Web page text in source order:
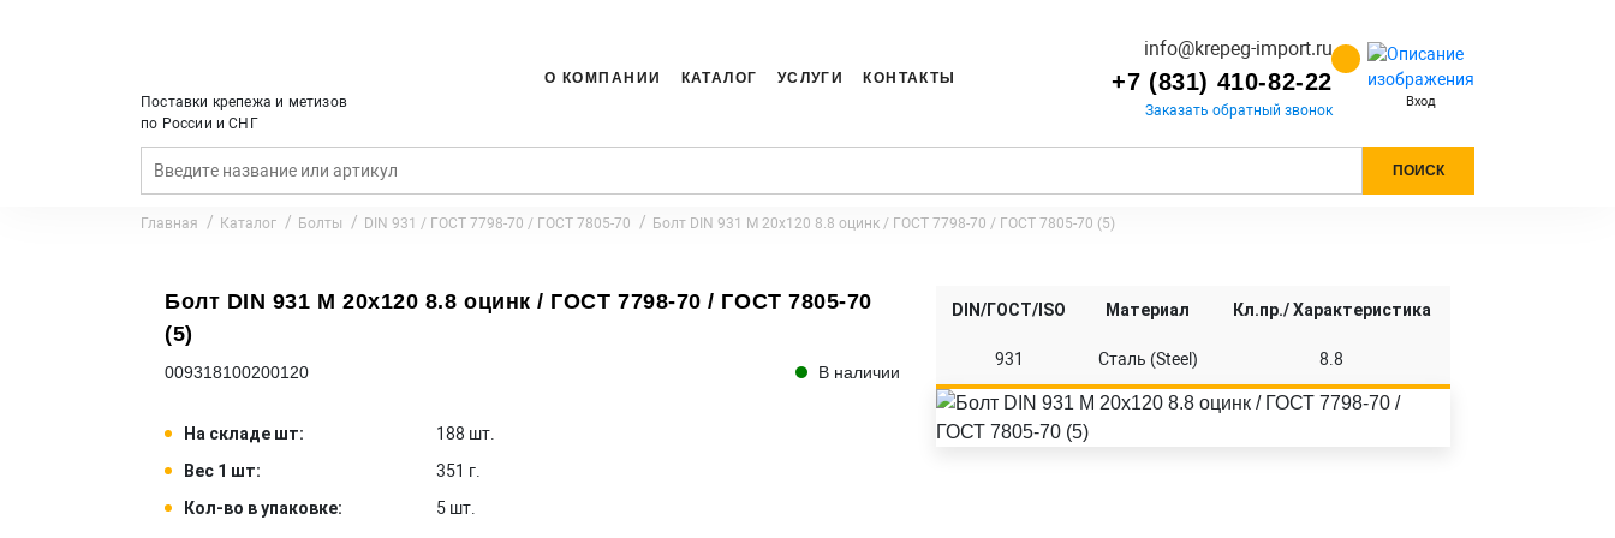
Поставки крепежа и метизов
по России и СНГ
О КОМПАНИИ КАТАЛОГ УСЛУГИ КОНТАКТЫ
info@krepeg-import.ru
+7 (831) 410-82-22
Заказать обратный звонок Вход
ПОИСК
Главная Каталог Болты DIN 931 / ГОСТ 7798-70 / ГОСТ 7805-70 Болт DIN 931 M 20x120 8.8 оцинк / ГОСТ 7798-70 / ГОСТ 7805-70 (5)
Болт DIN 931 M 20x120 8.8 оцинк / ГОСТ 7798-70 / ГОСТ 7805-70
(5)
009318100200120 В наличии
На складе шт:
188 шт.
Вес 1 шт:
351 г.
Кол-во в упаковке:
5 шт.
DIN/ГОСТ/ISO Материал Кл.пр./ Характеристика
931 Сталь (Steel) 8.8